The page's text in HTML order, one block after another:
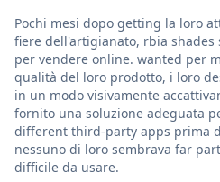
Pochi mesi dopo getting la loro
fiere dell'artigianato, rbia shades
per vendere online. wanted per
qualità del loro prodotto, i loro
in un modo visivamente
fornito una soluzione adeguata
different third-party apps prima
nessuno di loro sembrava far
difficile da usare.